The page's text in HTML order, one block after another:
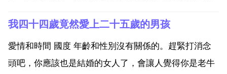
上，相當於絕經後婦女水平 而血雌二醇水平顯著低落。
檢查內 明顯萎縮，粘膜薄而充血。剖腹作卵巢活組織
檢...
我四十四歲竟然愛上二十五歲的男孩
愛情和時間 國度 年齡和性別沒有關係的。趕緊打消念
頭吧，你應該也是結婚的女人了，會讓人覺得你是老牛